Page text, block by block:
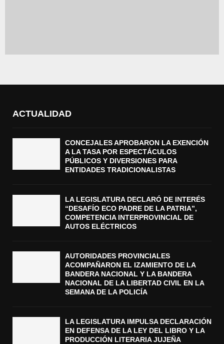
ACTUALIDAD
CONCEJALES APROBARON LA EXENCIÓN
A LA TASA POR ESPECTÁCULOS
PÚBLICOS Y DIVERSIONES PARA
ENTIDADES TRADICIONALISTAS
LA LEGISLATURA DECLARÓ DE INTERÉS
“DESAFÍO ECO PADRE DE LA PATRIA”,
COMPETENCIA INTERPROVINCIAL DE
AUTOS ELÉCTRICOS
AUTORIDADES PROVINCIALES
ACOMPAÑARON EL IZAMIENTO DE LA
BANDERA NACIONAL Y LA BANDERA
NACIONAL DE LA LIBERTAD CIVIL EN LA
SEMANA DE LA POLICÍA
LA LEGISLATURA IMPULSA DECLARACIÓN
EN DEFENSA DE LA LEY DEL LIBRO Y LA
PRODUCCIÓN LITERARIA JUJEÑA